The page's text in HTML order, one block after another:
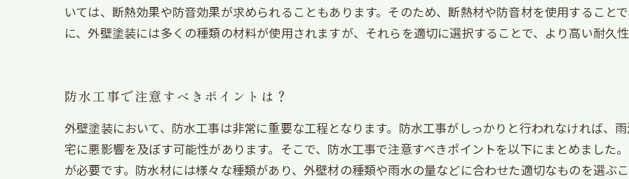
いては、断熱効果や防音効果が求められることもあります。そのため、断熱材や防音材を使用すること
に、外壁塗装には多くの種類の材料が使用されますが、それらを適切に選択することで、より高い耐久
防水工事で注意すべきポイントは？
外壁塗装において、防水工事は非常に重要な工程となります。防水工事がしっかりと行われなければ、
宅に悪影響を及ぼす可能性があります。そこで、防水工事で注意すべきポイントを以下にまとめました
が必要です。防水材には様々な種類があり、外壁材の種類や雨水の量などに合わせた適切なものを選ぶ